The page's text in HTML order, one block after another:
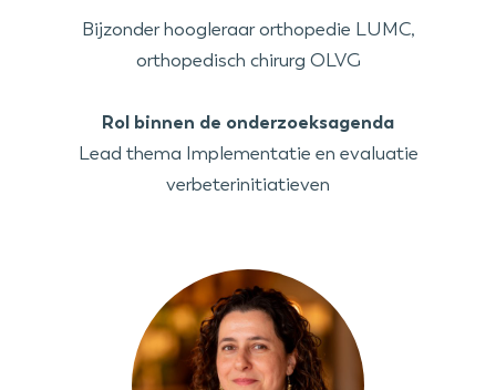
Bijzonder hoogleraar orthopedie LUMC,
orthopedisch chirurg OLVG
Rol binnen de onderzoeksagenda
Lead thema Implementatie en evaluatie
verbeterinitiatieven